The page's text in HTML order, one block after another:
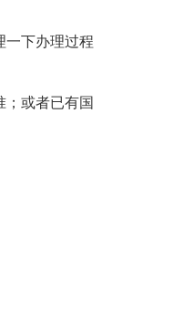
下办理过程
或者已有国